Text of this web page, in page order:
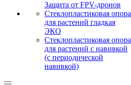
Защита от FPV-дронов
Стеклопластиковая опора
для растений гладкая
ЭКО
Стеклопластиковая опора
для растений с навивкой
(с периодической
навивкой)